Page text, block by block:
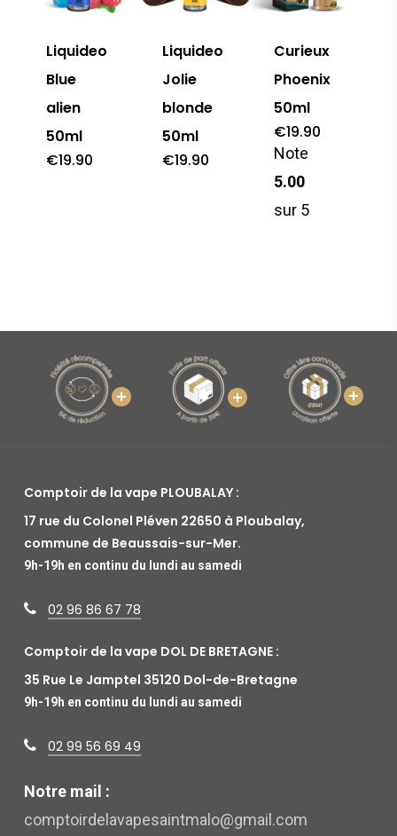
Liquideo
Blue
alien
50ml
€19.90
Liquideo
Jolie
blonde
50ml
€19.90
Curieux
Phoenix
50ml
€19.90
Note
5.00
sur 5
Comptoir de la vape PLOUBALAY :
17 rue du Colonel Pléven 22650 à Ploubalay,
commune de Beaussais-sur-Mer.
9h-19h en continu du lundi au samedi
02 96 86 67 78
Comptoir de la vape DOL DE BRETAGNE :
35 Rue Le Jamptel 35120 Dol-de-Bretagne
9h-19h en continu du lundi au samedi
02 99 56 69 49
Notre mail :
comptoirdelavapesaintmalo@gmail.com